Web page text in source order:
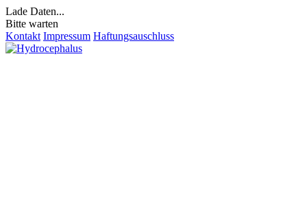
Lade Daten...
Bitte warten
Kontakt Impressum Haftungsauschluss